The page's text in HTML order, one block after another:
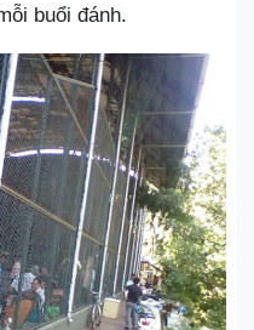
buổi đánh.